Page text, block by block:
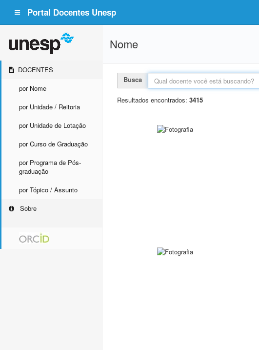
Portal Docentes Unesp
DOCENTES
por Nome
por Unidade / Reitoria
por Unidade de Lotação
por Curso de Graduação
por Programa de Pós-
graduação
por Tópico / Assunto
Sobre
Nome
Busca
Resultados encontrados: 3415